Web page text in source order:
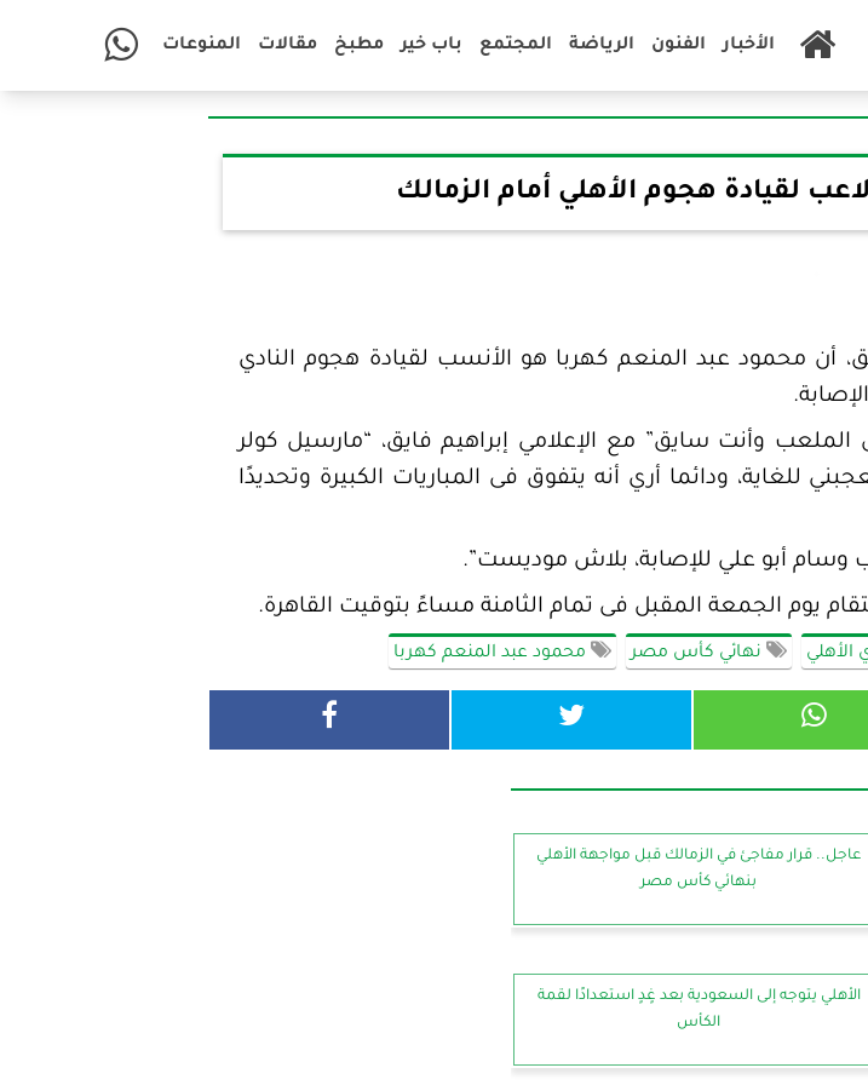
الأخبار الفنون الرياضة المجتمع باب خير مطبخ مقالات المنوعات
لقيادة هجوم الأهلي أمام الزمالك
أن محمود عبد المنعم كهربا هو الأنسب لقيادة هجوم النادي
وأنت سايق” مع الإعلامي إبراهيم فايق، “مارسيل كولر
للغاية، ودائما أري أنه يتفوق فى المباريات الكبيرة وتحديدًا
وسام أبو علي للإصابة، بلاش موديست”.
يوم الجمعة المقبل فى تمام الثامنة مساءً بتوقيت القاهرة.
الأهلي نهائي كأس مصر محمود عبد المنعم كهربا
عاجل.. قرار مفاجئ في الزمالك قبل مواجهة الأهلي
بنهائي كأس مصر
الأهلي يتوجه إلى السعودية بعد غٍدٍ استعدادًا لقمة
الكأس